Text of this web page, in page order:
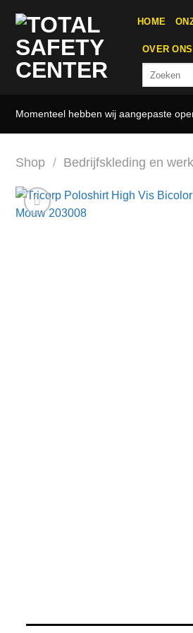
naar
inhoud
HOME
OVER ONS
Momenteel hebben wij aangepaste
Shop / Bedrijfskleding en